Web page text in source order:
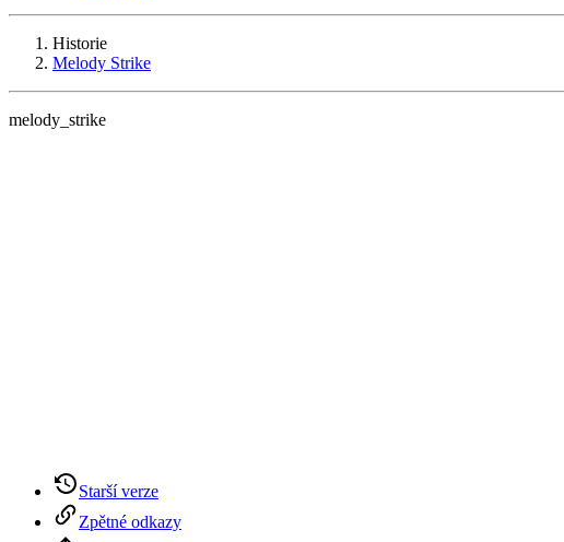
Historie
Melody Strike
melody_strike
Starší verze
Zpětné odkazy